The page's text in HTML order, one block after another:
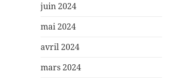
juin 2024
mai 2024
avril 2024
mars 2024